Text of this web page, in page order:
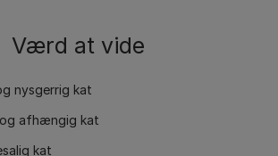
Værd at vide
nysgerrig kat
afhængig kat
kat